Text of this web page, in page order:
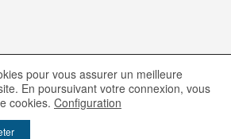
pour vous assurer un meilleure
En poursuivant votre connexion, vous
cookies. Configuration